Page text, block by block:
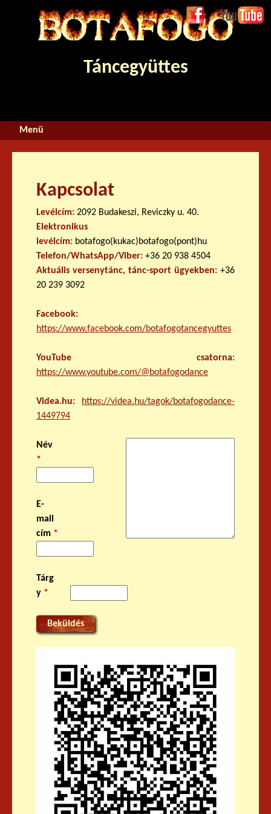
Jump to navigation
Face
boo
k
Youtube
Táncegyüttes
Kapcsolat
Levélcím: 2092 Budakeszi, Reviczky u. 40.
Elektronikus
levélcím: botafogo(kukac)botafogo(pont)hu
Telefon/WhatsApp/Viber: +36 20 938 4504
Aktuális versenytánc, tánc-sport ügyekben: +36
20 239 3092
Facebook:
https://www.facebook.com/botafogotancegyuttes
YouTube csatorna:
https://www.youtube.com/@botafogodance
Videa.hu:
https://videa.hu/tagok/botafogodance-
1449794
Név
*
E-
mail
cím *
Tárg
y *